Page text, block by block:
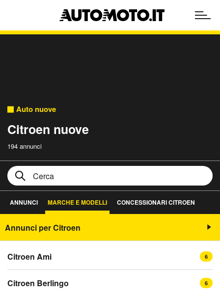
Auto nuove
Citroen nuove
194 annunci
ANNUNCI MARCHE E MODELLI CONCESSIONARI CITROEN
Annunci per Citroen
Citroen Ami 6
Citroen Berlingo 6